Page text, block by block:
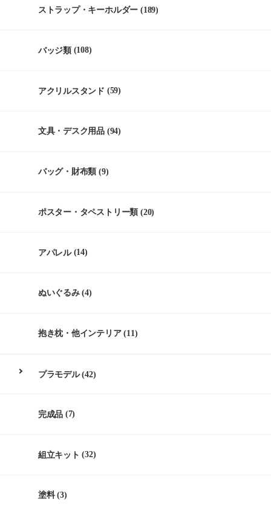
ストラップ・キーホルダー (189)
バッジ類(108)
アクリルスタンド (59)
文具・デスク用品 (94)
バッグ・財布類 (9)
ポスター・タペストリー類 (20)
アパレル(14)
ぬいぐるみ(4)
抱き枕・他インテリア(11)
プラモデル(42)
完成品 (7)
組立キット (32)
塗料(3)